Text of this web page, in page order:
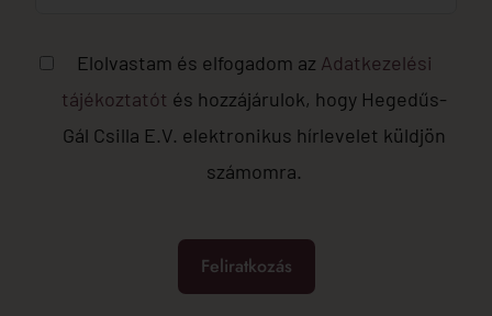
Elolvastam és elfogadom az Adatkezelési
tájékoztatót és hozzájárulok, hogy Hegedűs-
Gál Csilla E.V. elektronikus hírlevelet küldjön
számomra.
Feliratkozás